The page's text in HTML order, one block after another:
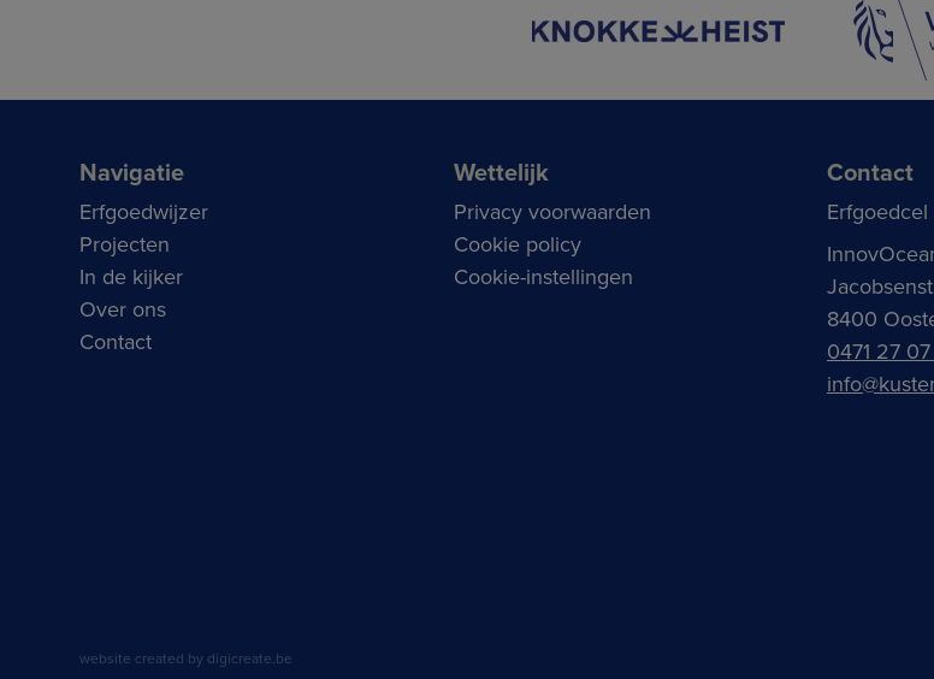
Navigatie
Erfgoedwijzer
Projecten
In de kijker
Over ons
Contact
Wettelijk
Privacy voorwaarden
Cookie policy
Cookie-instellingen
Contact
8400
0471 27
website created by digicreate.be